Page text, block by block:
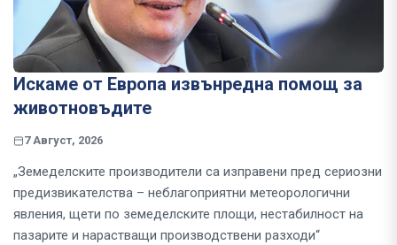
Искаме от Европа извънредна помощ за
животновъдите
7 Август, 2026
„Земеделските производители са изправени пред сериозни
предизвикателства – неблагоприятни метеорологични
явления, щети по земеделските площи, нестабилност на
пазарите и нарастващи производствени разходи“